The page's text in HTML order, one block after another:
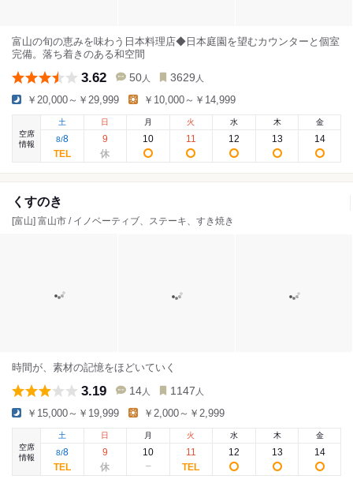
富山の旬の恵みを味わう日本料理店◆日本庭園を望むカウンターと個室
完備。落ち着きのある和空間
3.62 50 人 3629 人
￥20,000～￥29,999 ￥10,000～￥14,999
空席
情報
土
8/8
日
9
月
10
火
11
水
12
木
13
金
14
くすのき
[富山] 富山市 / イノベーティブ、ステーキ、すき焼き
時間が、素材の記憶をほどいていく
3.19 14 人 1147 人
￥15,000～￥19,999 ￥2,000～￥2,999
空席
情報
土
8/8
日
9
月
10
火
11
水
12
木
13
金
14